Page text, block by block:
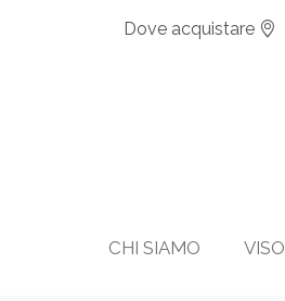
Dove acquistare
CHI SIAMO VISO